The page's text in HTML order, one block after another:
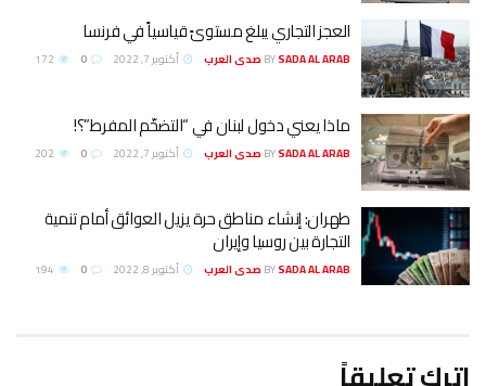
العجز التجاري يبلغ مستوىً قياسياً في فرنسا
BYSADA AL ARAB صدى العرب أكتوبر 7, 2022
ماذا يعني دخول لبنان في “التضخّم المفرط”؟!
BYSADA AL ARAB صدى العرب أكتوبر 7, 2022
طهران: إنشاء مناطق حرة يزيل العوائق أمام تنمية
التجارة بین روسيا وإيران
BYSADA AL ARAB صدى العرب أكتوبر 8, 2022
اترك تعليقاً